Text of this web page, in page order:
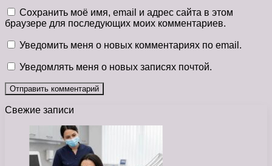
Сохранить моё имя, email и адрес сайта в этом
браузере для последующих моих комментариев.
Уведомить меня о новых комментариях по email.
Уведомлять меня о новых записях почтой.
Свежие записи